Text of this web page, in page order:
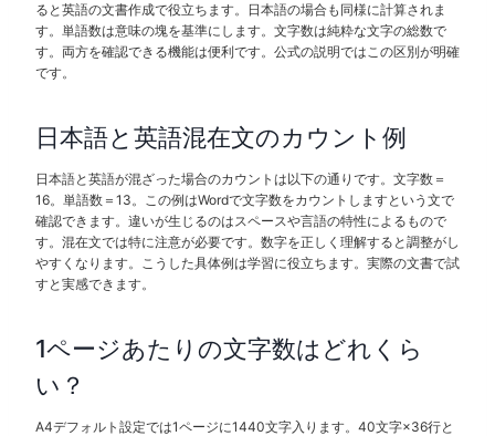
ると英語の文書作成で役立ちます。日本語の場合も同様に計算されま
す。単語数は意味の塊を基準にします。文字数は純粋な文字の総数で
す。両方を確認できる機能は便利です。公式の説明ではこの区別が明確
です。
日本語と英語混在文のカウント例
日本語と英語が混ざった場合のカウントは以下の通りです。文字数＝
16。単語数＝13。この例はWordで文字数をカウントしますという文で
確認できます。違いが生じるのはスペースや言語の特性によるもので
す。混在文では特に注意が必要です。数字を正しく理解すると調整がし
やすくなります。こうした具体例は学習に役立ちます。実際の文書で試
すと実感できます。
1ページあたりの文字数はどれくら
い？
A4デフォルト設定では1ページに1440文字入ります。40文字×36行と